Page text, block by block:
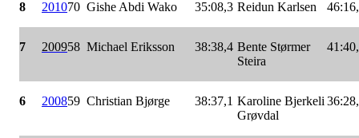
8 201070 Gishe Abdi Wako 35:08,3 Reidun Karlsen
7 200958 Michael Eriksson 38:38,4 Bente Størmer
Steira
6 200859 Christian Bjørge 38:37,1 Karoline Bjerkeli
Grøvdal